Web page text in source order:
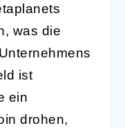
was die
ist
ein
drohen,